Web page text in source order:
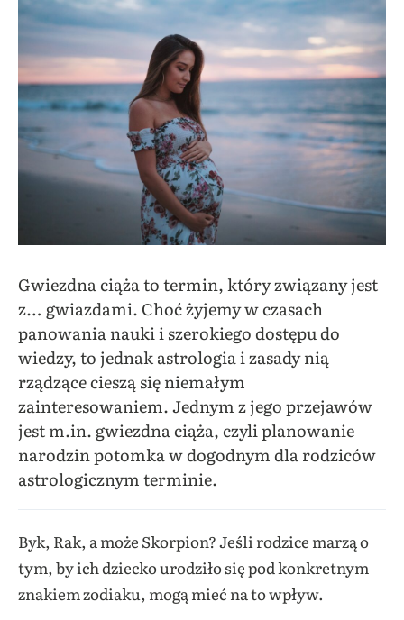
Gwiezdna ciąża to termin, który związany jest
z… gwiazdami. Choć żyjemy w czasach
panowania nauki i szerokiego dostępu do
wiedzy, to jednak astrologia i zasady nią
rządzące cieszą się niemałym
zainteresowaniem. Jednym z jego przejawów
jest m.in. gwiezdna ciąża, czyli planowanie
narodzin potomka w dogodnym dla rodziców
astrologicznym terminie.
Byk, Rak, a może Skorpion? Jeśli rodzice marzą o
tym, by ich dziecko urodziło się pod konkretnym
znakiem zodiaku, mogą mieć na to wpływ.